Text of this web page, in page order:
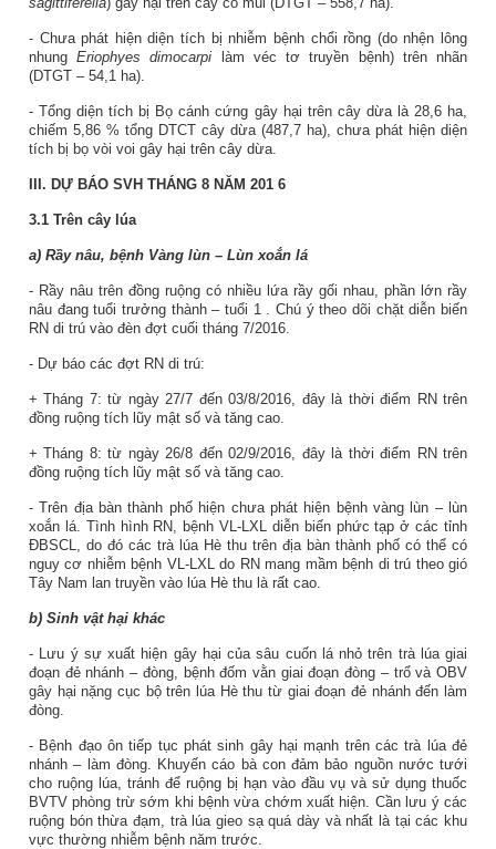
- Chưa phát hiện diện tích bị nhiễm bệnh chổi rồng (do nhện lông
nhungEriophyes dimocarpi làm véc tơ truyền bệnh) trên nhãn
(DTGT – 54,1 ha).
- Tổng diện tích bị Bọ cánh cứng gây hại trên cây dừa là 28,6 ha,
chiếm 5,86 % tổng DTCT cây dừa (487,7 ha), chưa phát hiện diện
tích bị bọ vòi voi gây hại trên cây dừa.
III. DỰ BÁO SVH THÁNG 8 NĂM 201 6
3.1 Trên cây lúa
a) Rầy nâu, bệnh Vàng lùn – Lùn xoắn lá
- Rầy nâu trên đồng ruộng có nhiều lứa rầy gối nhau, phần lớn rầy
nâu đang tuổi trưởng thành – tuổi 1
.Chú ý theo dõi chặt diễn biến
RN di trú vào đèn đợt cuối tháng 7/2016.
- Dự báo các đợt RN di trú:
+ Tháng 7: từ ngày 27/7 đến 03/8/2016, đây là thời điểm RN trên
đồng ruộng tích lũy mật số và tăng cao.
+ Tháng 8: từ ngày 26/8 đến 02/9/2016, đây là thời điểm RN trên
đồng ruộng tích lũy mật số và tăng cao.
-Trên địa bànthành phố hiện chưa phát hiện bệnh vàng lùn – lùn
xoắn lá. Tình hình RN, bệnh VL-LXL diễn biến phức tạp ở các tỉnh
ĐBSCL, do đó các trà lúa Hè thu trên địa bàn thành phố có thể có
nguy cơ nhiễm bệnh VL-LXL do RN mang mầm bệnh di trú theo gió
Tây Nam lan truyền vào lúa Hè thu là rất cao.
b) Sinh vật hại khác
- Lưu ý sự xuất hiện gây hại của sâu cuốn lá nhỏ trên trà lúa giai
đoạn đẻ nhánh – đòng, bệnh đốm vằn giai đoạn đòng – trổ và OBV
gây hại nặng cục bộ trên lúa Hè thu từ giai đoạn đẻ nhánh đến làm
đòng.
- Bệnh đạo ôn tiếp tục phát sinh gây hại mạnh trên các trà lúa đẻ
nhánh – làm đòng. Khuyến cáo bà con đảm bảo nguồn nước tưới
cho ruộng lúa, tránh để ruộng bị hạn vào đầu vụ và sử dụng thuốc
BVTV phòng trừ sớm khi bệnh vừa chớm xuất hiện. Cần lưu ý các
ruộng bón thừa đạm, trà lúa gieo sạ quá dày và nhất là tại các khu
vực thường nhiễm bệnh năm trước.